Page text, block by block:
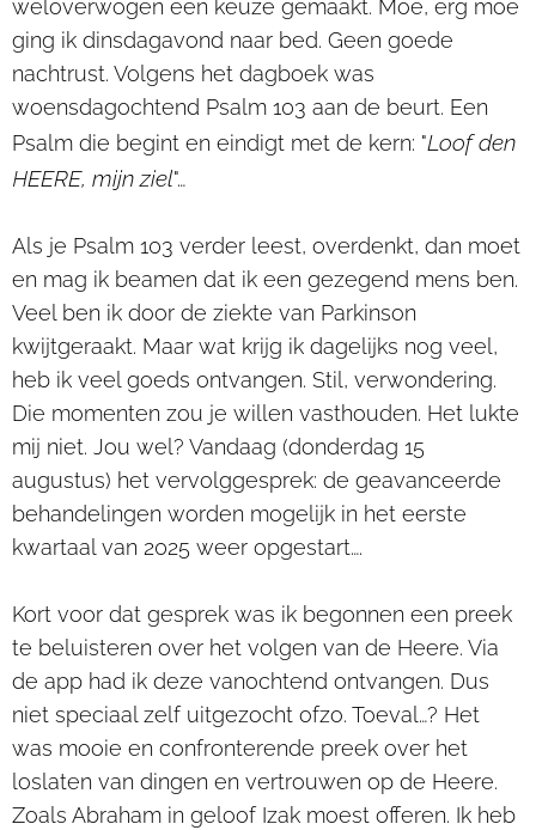
weloverwogen een keuze gemaakt. Moe, erg moe
ging ik dinsdagavond naar bed. Geen goede
nachtrust. Volgens het dagboek was
woensdagochtend Psalm 103 aan de beurt. Een
Psalm die begint en eindigt met de kern: "Loof den
HEERE, mijn ziel"…
Als je Psalm 103 verder leest, overdenkt, dan moet
en mag ik beamen dat ik een gezegend mens ben.
Veel ben ik door de ziekte van Parkinson
kwijtgeraakt. Maar wat krijg ik dagelijks nog veel,
heb ik veel goeds ontvangen. Stil, verwondering.
Die momenten zou je willen vasthouden. Het lukte
mij niet. Jou wel? Vandaag (donderdag 15
augustus) het vervolggesprek: de geavanceerde
behandelingen worden mogelijk in het eerste
kwartaal van 2025 weer opgestart….
Kort voor dat gesprek was ik begonnen een preek
te beluisteren over het volgen van de Heere. Via
de app had ik deze vanochtend ontvangen. Dus
niet speciaal zelf uitgezocht ofzo. Toeval…? Het
was mooie en confronterende preek over het
loslaten van dingen en vertrouwen op de Heere.
Zoals Abraham in geloof Izak moest offeren. Ik heb